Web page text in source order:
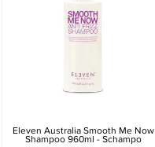
Eleven Australia Smooth Me Now
Shampoo 960ml - Schampo